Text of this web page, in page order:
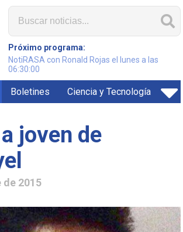
Próximo programa:
NotiRASA con Ronald Rojas el lunes a las
06:30:00
Boletines Ciencia y Tecnología
joven de
de 2015